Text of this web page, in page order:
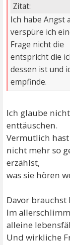
Zitat:
Ich habe Angst
verspüre ich
Frage nicht die
entspricht die
dessen ist und
empfinde.
Ich glaube
enttäuschen.
Vermutlich
nicht mehr so
erzählst,
was sie hören
Davor brauchst
Im
alleine
Und wirkliche